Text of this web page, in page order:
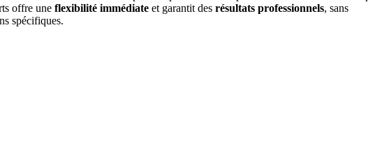
offre une flexibilité immédiate et garantit des résultats professionnels, sans
spécifiques.